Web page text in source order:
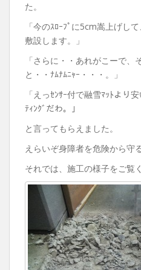
た。
「今のｽﾛｰﾌﾟに5cm嵩上げし
敷設します。」
「さらに・・あれがこーで
と・・ﾅﾑﾅﾑﾆｬｰ・・・。」
「えっｾﾝｻｰ付で融雪ﾏｯﾄより
ﾃｨﾝｸﾞだわ。」
と言ってもらえました。
えらいぞ身障者を危険から守
それでは、施工の様子をご覧